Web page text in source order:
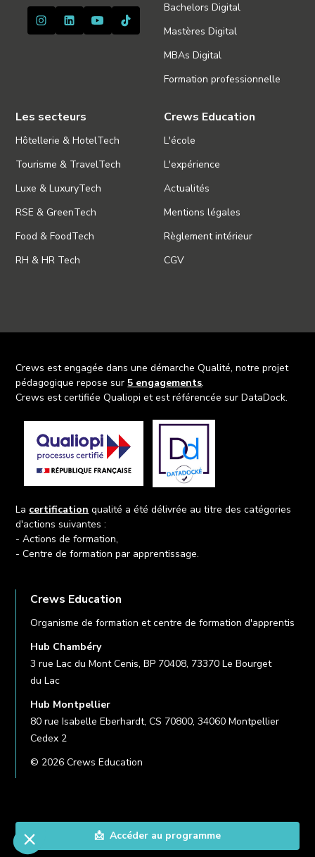
📩 Accéder au programme
Bachelors Digital
Mastères Digital
MBAs Digital
Formation professionnelle
Les secteurs
Hôtellerie & HotelTech
Tourisme & TravelTech
Luxe & LuxuryTech
RSE & GreenTech
Food & FoodTech
RH & HR Tech
Crews Education
L'école
L'expérience
Actualités
Mentions légales
Règlement intérieur
CGV
Crews est engagée dans une démarche Qualité, notre projet
pédagogique repose sur 5 engagements.
Crews est certifiée Qualiopi et est référencée sur DataDock.
La certification qualité a été délivrée au titre des catégories
d'actions suivantes :
- Actions de formation,
- Centre de formation par apprentissage.
Crews Education
Organisme de formation et centre de formation d'apprentis
Hub Chambéry
3 rue Lac du Mont Cenis, BP 70408, 73370 Le Bourget
du Lac
Hub Montpellier
80 rue Isabelle Eberhardt, CS 70800, 34060 Montpellier
Cedex 2
© 2026 Crews Education